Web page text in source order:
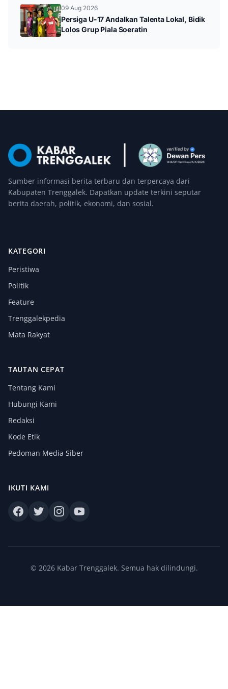
09 Aug 2026
Persiga U-17 Andalkan Talenta Lokal, Bidik
Lolos Grup Piala Soeratin
Sumber informasi berita terbaru dan terpercaya dari
Kabupaten Trenggalek. Dapatkan update terkini seputar
berita daerah, politik, ekonomi, dan sosial.
KATEGORI
Peristiwa
Politik
Feature
Trenggalekpedia
Mata Rakyat
TAUTAN CEPAT
Tentang Kami
Hubungi Kami
Redaksi
Kode Etik
Pedoman Media Siber
IKUTI KAMI
© 2026 Kabar Trenggalek. Semua hak dilindungi.